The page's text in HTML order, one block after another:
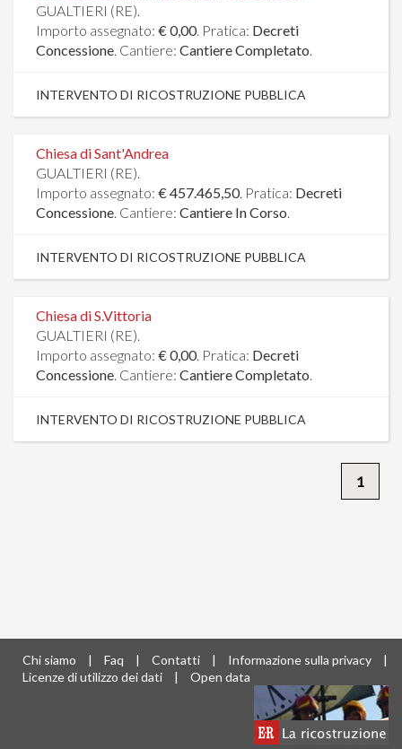
GUALTIERI (RE).
Importo assegnato: € 0,00. Pratica: Decreti
Concessione. Cantiere: Cantiere Completato.
INTERVENTO DI RICOSTRUZIONE PUBBLICA
Chiesa di Sant'Andrea
GUALTIERI (RE).
Importo assegnato: € 457.465,50. Pratica: Decreti
Concessione. Cantiere: Cantiere In Corso.
INTERVENTO DI RICOSTRUZIONE PUBBLICA
Chiesa di S.Vittoria
GUALTIERI (RE).
Importo assegnato: € 0,00. Pratica: Decreti
Concessione. Cantiere: Cantiere Completato.
INTERVENTO DI RICOSTRUZIONE PUBBLICA
1
Chi siamo | Faq | Contatti | Informazione sulla privacy
|
Licenze di utilizzo dei dati
| Open data